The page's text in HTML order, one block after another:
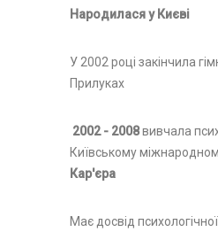
Народилася у Києві
У 2002 році закінчила
Прилуках
2002 - 2008вивчала
Київському
Кар'єра
Має досвід